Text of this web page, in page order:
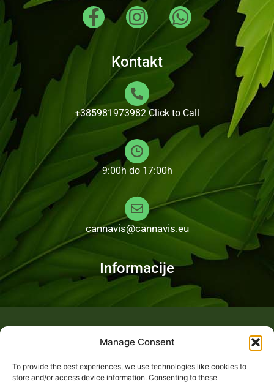
Manage Consent
To provide the best experiences, we use technologies like cookies to
store and/or access device information. Consenting to these
Kontakt
+385981973982 Click to Call
9:00h do 17:00h
cannavis@cannavis.eu
Informacije
Fotogalerija